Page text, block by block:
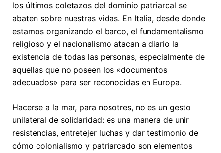
los últimos coletazos del dominio patriarcal se
abaten sobre nuestras vidas. En Italia, desde donde
estamos organizando el barco, el fundamentalismo
religioso y el nacionalismo atacan a diario la
existencia de todas las personas, especialmente de
aquellas que no poseen los «documentos
adecuados» para ser reconocidas en Europa.
Hacerse a la mar, para nosotres, no es un gesto
unilateral de solidaridad: es una manera de unir
resistencias, entretejer luchas y dar testimonio de
cómo colonialismo y patriarcado son elementos